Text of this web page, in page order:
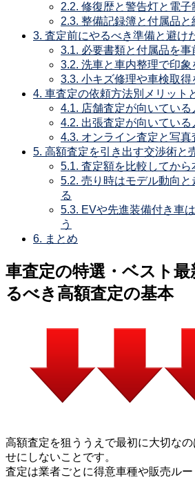
2.2. 修復歴と警告灯と電
2.3. 整備記録簿と付属品
3. 査定前にやるべき準備と避け
3.1. 必要書類と付属品を事
3.2. 洗車と車内整理で印象
3.3. 小キズ修理や車検取得
4. 車査定の依頼方法別メリット
4.1. 店舗査定が向いている
4.2. 出張査定が向いている
4.3. オンライン査定と写真
5. 高額査定を引き出す交渉術と
5.1. 査定額を比較してから
5.2. 売り時はモデル動向と
る
5.3. EVや先進装備付き車
う
6. まとめ
車査定の特選・ベスト
るべき高額査定の基本
高額査定を狙ううえで最初に大切な
せにしないことです。
査定は業者ごとに得意車種や販売ル